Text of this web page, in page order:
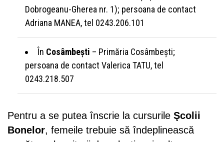
Dobrogeanu-Gherea nr. 1); persoana de contact
Adriana MANEA, tel 0243.206.101
În Cosâmbești – Primăria Cosâmbești;
persoana de contact Valerica TATU, tel
0243.218.507
Pentru a se putea înscrie la cursurile Şcolii
Bonelor, femeile trebuie să îndeplinească